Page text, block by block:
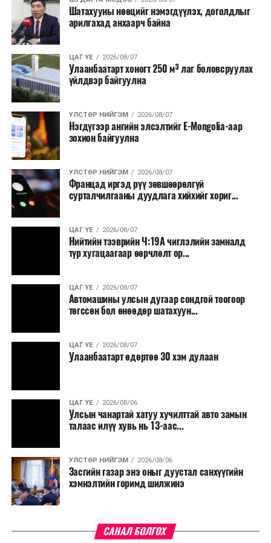
сайхан төвд түрээсийн төлбөргүй бүтээгдэхүүнээ
борлуулж буйд сэтгэл хангалуун байна. Мөн бизнес
эрхэлж байгаа хүмүүст зориулаад олон төрлийн
мэдээлэл өгч байна. Бид 2.6 тонн нөөц
бүтээгдэхүүнтэй ирсэн, үнээ орц нормоос нь
хамааруулан 18-27 мянган төгрөгийн хооронд
тогтоолоо. Чанартай, эрүүл, амттай бүтээгдэхүүнээ
хямд үнээр худалдан авахыг иргэддээ уриалж байна
хэмээлээ.
С.Бямбасүрэн: Хамгийн хямдаар
бараагаа зарж байна
С.Бямбасүрэн:
бэрхшээлтэй. Үндэсний хувцас оёж борлуулдаг.
Цагаан сарын үзэсгэлэн худалдаанд тав дахь жилдээ
болгох зэргээр хамгийн хямдаар бараагаа зарж байна.
Би өөрөө ч хэрэгцээний зүйлсээ авлаа хэмээсэн юм.
үнэтэй цамцыг 110 мянга болгож
хямдрууллаа
Б.Баттуяа:
Шатахууны нөөцийг нэмэгдүүлэх, доголдлыг
арилгахад анхаарч байна
ЦАГ ҮЕ 2026/08/07
Улаанбаатарт хоногт 250 м³ лаг боловсруулах
үйлдвэр байгуулна
УЛСТӨР НИЙГЭМ 2026/08/07
Нэгдүгээр ангийн элсэлтийг E-Mongolia-аар
зохион байгуулна
УЛСТӨР НИЙГЭМ 2026/08/07
Францад иргэд рүү зөвшөөрөлгүй
сурталчилгааны дуудлага хийхийг хориг...
ЦАГ ҮЕ 2026/08/07
Нийтийн тээврийн Ч:19А чиглэлийн замналд
түр хугацаагаар өөрчлөлт ор...
ЦАГ ҮЕ 2026/08/07
Автомашины улсын дугаар сондгой тоогоор
төгссөн бол өнөөдөр шатахуун...
ЦАГ ҮЕ 2026/08/07
Улаанбаатарт өдөртөө 30 хэм дулаан
ЦАГ ҮЕ 2026/08/06
Улсын чанартай хатуу хучилттай авто замын
талаас илүү хувь нь 13-аас...
УЛСТӨР НИЙГЭМ 2026/08/06
Засгийн газар энэ оныг дуустал санхүүгийн
хэмнэлтийн горимд шилжинэ
САНАЛ БОЛГОХ